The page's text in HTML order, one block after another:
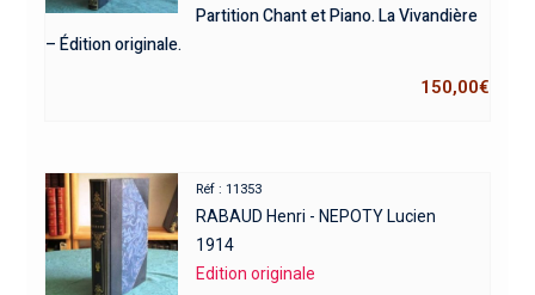
Partition Chant et Piano. La Vivandière
– Édition originale.
150,00€
Réf : 11353
RABAUD Henri - NEPOTY Lucien
1914
Edition originale